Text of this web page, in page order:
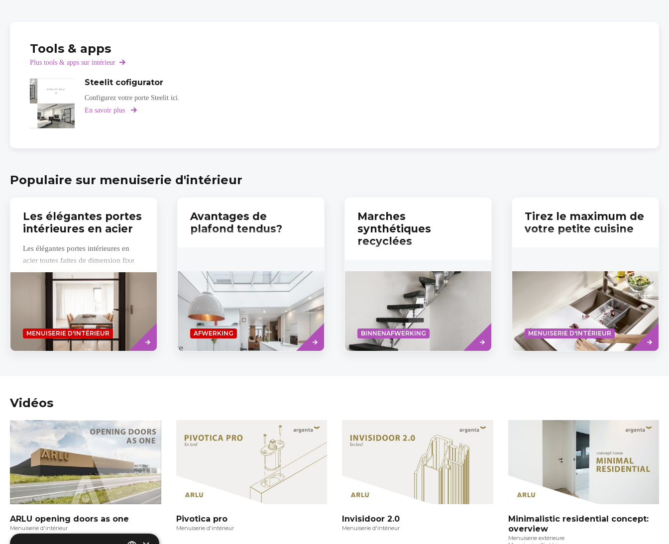
Tools & apps
Plus tools & apps sur intérieur
Steelit cofigurator
Configurez votre porte Steelit ici.
En savoir plus
sur
Populaire sur menuiserie d'intérieur
Les élégantes portes
intérieures en acier
Les élégantes portes intérieures en
acier toutes faites de dimension fixe
mélangent style chaleureux et classe
intemporelle. "STEELIT® représente
MENUISERIE D'INTÉRIEUR
Read
more
Avantages de
plafond tendus?
AFWERKING
Read
more
Marches
synthétiques
recyclées
BINNENAFWERKING
Read
more
Tirez le maximum de
votre petite cuisine
MENUISERIE D'INTÉRIEUR
Read
more
Vidéos
ARLU opening doors as one
Menuiserie d'intérieur
Pivotica pro
Menuiserie d'intérieur
Invisidoor 2.0
Menuiserie d'intérieur
Minimalistic residential concept:
overview
Menuiserie extérieure